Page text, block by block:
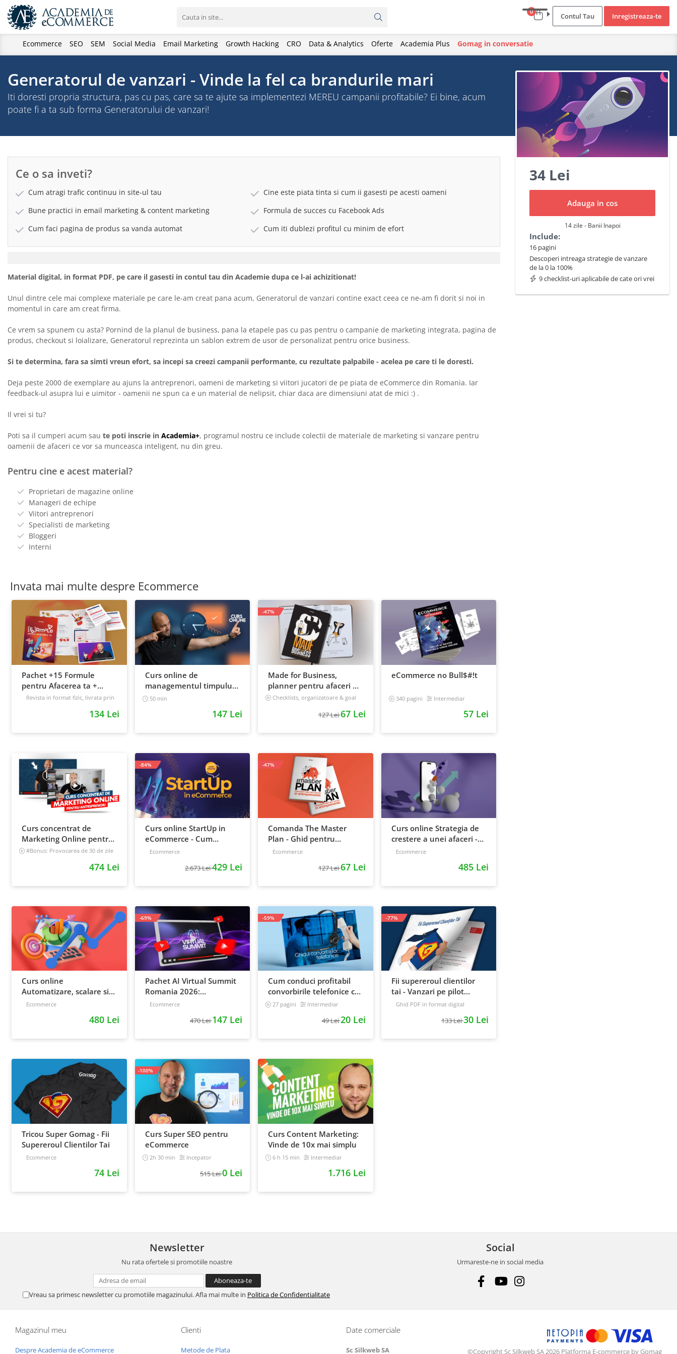
0
Contul Tau Inregistreaza-te
Ecommerce SEO SEM Social Media Email Marketing Growth Hacking CRO Data & Analytics Oferte Academia Plus Gomag in conversatie
Generatorul de vanzari - Vinde la fel ca brandurile mari
Iti doresti propria structura, pas cu pas, care sa te ajute sa implementezi MEREU campanii profitabile? Ei bine, acum
poate fi a ta sub forma Generatorului de vanzari!
34 Lei
Adauga in cos
14 zile - Banii Inapoi
Include:
16 pagini
Descoperi intreaga strategie de vanzare
de la 0 la 100%
9 checklist-uri aplicabile de cate ori vrei
Ce o sa inveti?
Cum atragi trafic continuu in site-ul tau
Cine este piata tinta si cum ii gasesti pe acesti oameni
Bune practici in email marketing & content marketing
Formula de succes cu Facebook Ads
Cum faci pagina de produs sa vanda automat
Cum iti dublezi profitul cu minim de efort
Material digital, in format PDF, pe care il gasesti in contul tau din Academie dupa ce l-ai achizitionat!
Unul dintre cele mai complexe materiale pe care le-am creat pana acum, Generatorul de vanzari contine exact ceea ce ne-am fi dorit si noi in
momentul in care am creat firma.
Ce vrem sa spunem cu asta? Pornind de la planul de business, pana la etapele pas cu pas pentru o campanie de marketing integrata, pagina de
produs, checkout si loializare, Generatorul reprezinta un sablon extrem de usor de personalizat pentru orice business.
Si te determina, fara sa simti vreun efort, sa incepi sa creezi campanii performante, cu rezultate palpabile - acelea pe care ti le doresti.
Deja peste 2000 de exemplare au ajuns la antreprenori, oameni de marketing si viitori jucatori de pe piata de eCommerce din Romania. Iar
feedback-ul asupra lui e uimitor - oamenii ne spun ca e un material de nelipsit, chiar daca are dimensiuni atat de mici :) .
Il vrei si tu?
Poti sa il cumperi acum sau te poti inscrie in Academia+, programul nostru ce include colectii de materiale de marketing si vanzare pentru
oamenii de afaceri ce vor sa munceasca inteligent, nu din greu.
Pentru cine e acest material?
Proprietari de magazine online
Manageri de echipe
Viitori antreprenori
Specialisti de marketing
Bloggeri
Interni
Invata mai multe despre Ecommerce
Pachet +15 Formule
pentru Afacerea ta +
Prompt-uri dedicate +
Revista in format fizic, livrata prin
134 Lei
Curs online de
managementul timpului:
cum sa prioritizezi si sa iti
50 min
147 Lei
Made for Business,
planner pentru afaceri &
viata, nedatat, 240 pagini
Checklists, organizatoare & goal
127 Lei67 Lei
-47%
eCommerce no Bull$#!t
340 pagini Intermediar
57 Lei
Curs concentrat de
Marketing Online pentru
antreprenori
#Bonus: Provocarea de 30 de zile
474 Lei
Curs online StartUp in
eCommerce - Cum
deschizi un magazin
Ecommerce
2.673 Lei429 Lei
-84%
Comanda The Master
Plan - Ghid pentru
antreprenori, 138 pagini
Ecommerce
127 Lei67 Lei
-47%
Curs online Strategia de
crestere a unei afaceri -
de la idee, la retentie si
Ecommerce
485 Lei
Curs online
Automatizare, scalare si
loializare: ponturi pentru
Ecommerce
480 Lei
Pachet AI Virtual Summit
Romania 2026:
inregistrari + materiale
Ecommerce
470 Lei147 Lei
-69%
Cum conduci profitabil
convorbirile telefonice cu
clientii
27 pagini Intermediar
49 Lei20 Lei
-59%
Fii supereroul clientilor
tai - Vanzari pe pilot
automat
Ghid PDF in format digital
133 Lei30 Lei
-77%
Tricou Super Gomag - Fii
Supereroul Clientilor Tai
Ecommerce
74 Lei
Curs Super SEO pentru
eCommerce
2h 30 min Incepator
515 Lei0 Lei
-100%
Curs Content Marketing:
Vinde de 10x mai simplu
6 h 15 min Intermediar
1.716 Lei
Newsletter
Nu rata ofertele si promotiile noastre
Vreau sa primesc newsletter cu promotiile magazinului. Afla mai multe in Politica de Confidentialitate
Social
Urmareste-ne in social media
Magazinul meu
Despre Academia de eCommerce
Clienti
Metode de Plata
Date comerciale
Sc Silkweb SA ©Copyright Sc Silkweb SA 2026 Platforma E-commerce by Gomag